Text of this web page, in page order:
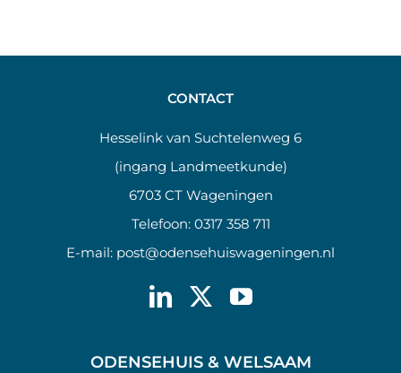
CONTACT
Hesselink van Suchtelenweg 6
(ingang Landmeetkunde)
6703 CT Wageningen
Telefoon: 0317 358 711
E-mail: post@odensehuiswageningen.nl
ODENSEHUIS & WELSAAM